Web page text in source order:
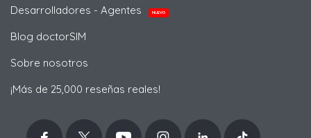
Desarrolladores - Agentes
NUEVO
Blog doctorSIM
Sobre nosotros
¡Más de 25,000 reseñas reales!